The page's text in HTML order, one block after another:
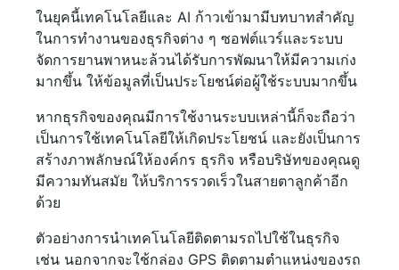
ในยุคนี้เทคโนโลยีและ AI ก้าวเข้ามามีบทบาทสำคัญ
ในการทำงานของธุรกิจต่าง ๆ ซอฟต์แวร์และระบบ
จัดการยานพาหนะล้วนได้รับการพัฒนาให้มีความเก่ง
มากขึ้น ให้ข้อมูลที่เป็นประโยชน์ต่อผู้ใช้ระบบมากขึ้น
หากธุรกิจของคุณมีการใช้งานระบบเหล่านี้ก็จะถือว่า
เป็นการใช้เทคโนโลยีให้เกิดประโยชน์ และยังเป็นการ
สร้างภาพลักษณ์ให้องค์กร ธุรกิจ หรือบริษัทของคุณดู
มีความทันสมัย ให้บริการรวดเร็วในสายตาลูกค้าอีก
ด้วย
ตัวอย่างการนำเทคโนโลยีติดตามรถไปใช้ในธุรกิจ
เช่น นอกจากจะใช้กล่อง GPS ติดตามตำแหน่งของรถ